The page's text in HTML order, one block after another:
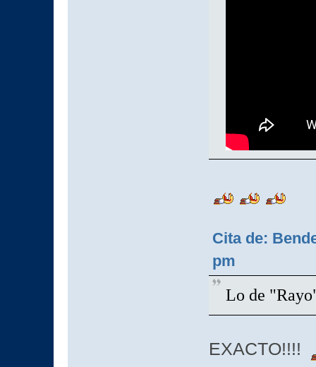
Cita de:
pm
Lo de
EXACTO!!!!